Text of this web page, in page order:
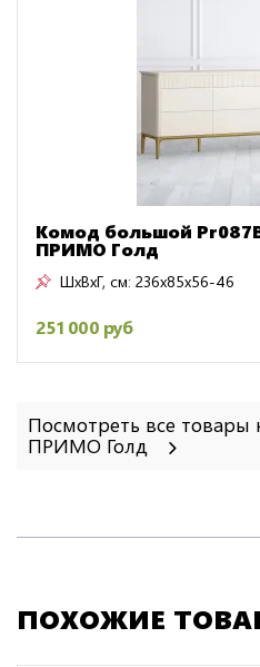
Комод большой
ПРИМО Голд
ШxВxГ, см: 236x85x56-46
251 000 руб
Посмотреть все товары
ПРИМО Голд
ПОХОЖИЕ